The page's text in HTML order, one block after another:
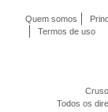
Todos os
Quem somos
Termos de uso